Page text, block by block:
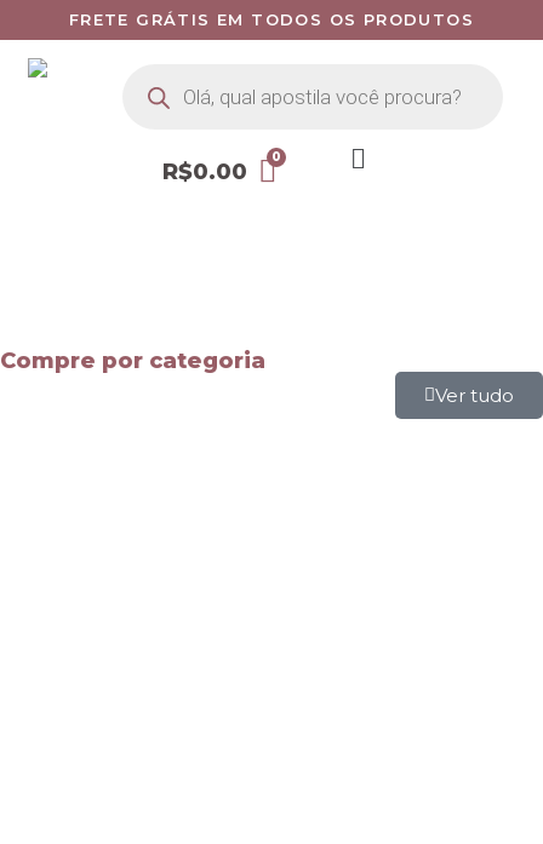
FRETE GRÁTIS EM TODOS OS PRODUTOS
R$0.00
Compre por categoria
Ver tudo